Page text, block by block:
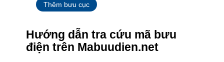
Thêm bưu cục
Hướng dẫn tra cứu mã bưu
điện trên Mabuudien.net